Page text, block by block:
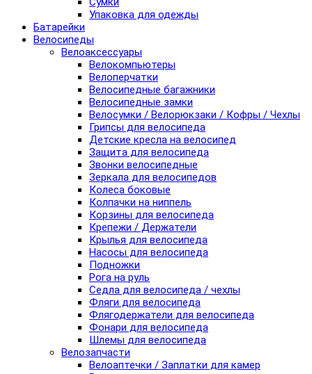
Упаковка для одежды
Батарейки
Велосипеды
Велоаксессуары
Велокомпьютеры
Велоперчатки
Велосипедные багажники
Велосипедные замки
Велосумки / Велорюкзаки / Кофры / Чехлы
Грипсы для велосипеда
Детские кресла на велосипед
Защита для велосипеда
Звонки велосипедные
Зеркала для велосипедов
Колеса боковые
Колпачки на ниппель
Корзины для велосипеда
Крепежи / Держатели
Крылья для велосипеда
Насосы для велосипеда
Подножки
Рога на руль
Седла для велосипеда / чехлы
Фляги для велосипеда
Флягодержатели для велосипеда
Фонари для велосипеда
Шлемы для велосипеда
Велозапчасти
Велоаптечки / Заплатки для камер